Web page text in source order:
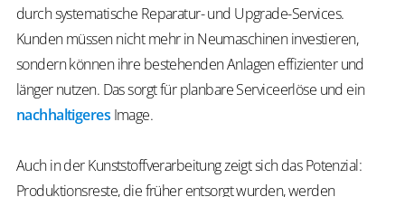
durch systematische Reparatur- und Upgrade-Services.
Kunden müssen nicht mehr in Neumaschinen investieren,
sondern können ihre bestehenden Anlagen effizienter und
länger nutzen. Das sorgt für planbare Serviceerlöse und ein
nachhaltigeres Image.
Auch in der Kunststoffverarbeitung zeigt sich das Potenzial:
Produktionsreste, die früher entsorgt wurden, werden